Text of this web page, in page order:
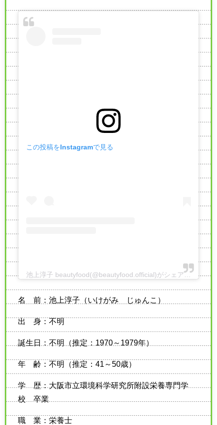
この投稿をInstagramで見る
池上淳子 beautyfood(@beautyfood.official)がシェアした投稿
名 前：池上淳子（いけがみ じゅんこ）
出 身：不明
誕生日：不明（推定：1970～1979年）
年 齢：不明（推定：41～50歳）
学 歴：大阪市立環境科学研究所附設栄養専門学
校 卒業
職 業：栄養士